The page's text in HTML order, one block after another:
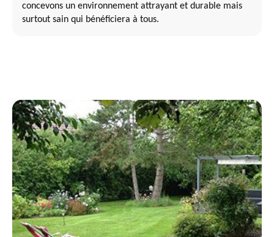
concevons un environnement attrayant et durable mais
surtout sain qui bénéficiera à tous.